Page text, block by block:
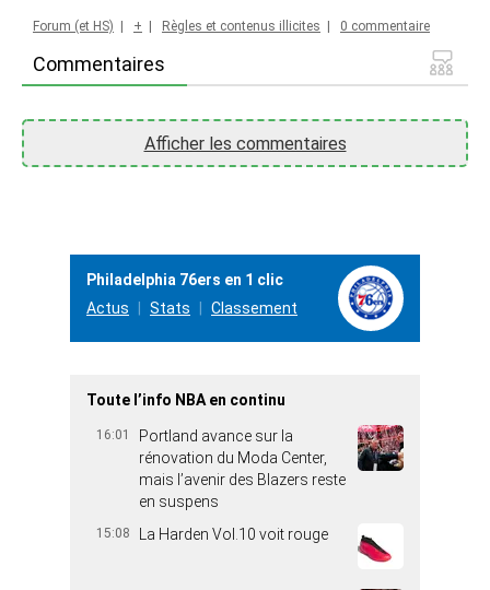
Commentaires
Forum (et HS) + Règles et contenus illicites 0 commentaire
Afficher les commentaires
Philadelphia 76ers en 1 clic
Actus
Stats Classement
Toute l’info NBA en continu
16:01
Portland avance sur la
rénovation du Moda Center,
mais l’avenir des Blazers reste
en suspens
15:08 La Harden Vol.10 voit rouge